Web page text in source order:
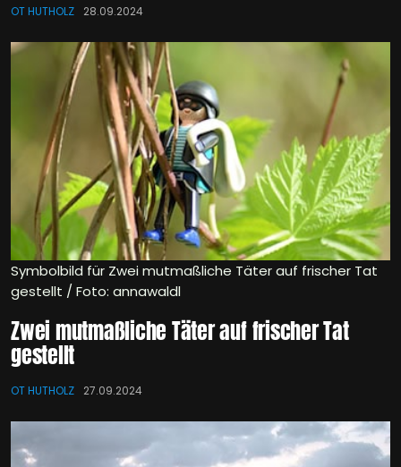
OT HUTHOLZ 28.09.2024
Symbolbild für Zwei mutmaßliche Täter auf frischer Tat
gestellt / Foto: annawaldl
Zwei mutmaßliche Täter auf frischer Tat
gestellt
OT HUTHOLZ 27.09.2024